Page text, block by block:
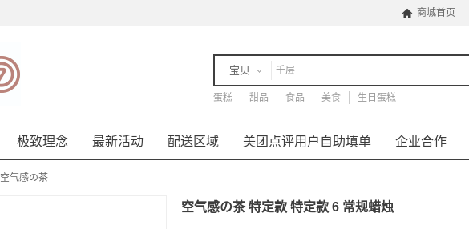
 商城首页
宝贝
店铺
蛋糕 甜品 食品 美食 生日蛋糕
极致理念 最新活动 配送区域 美团点评用户自助填单 企业合作
空气感の茶
空气感の茶 特定款 特定款 6 常规蜡烛